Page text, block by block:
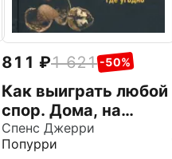
811 1 621 -50%
Как выиграть любой
спор. Дома, на
работе, в суде - где
угодно
Спенс Джерри
Попурри